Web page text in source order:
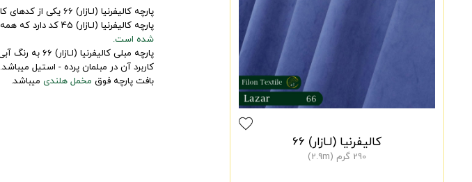
کالیفرنیا (لـازار) 66
290 گرم (2.9m)
پارچه کالیفرنیا (لـازار) 66 یکی از کدهای کالیفرنیا (لـازار) هست.
پارچه کالیفرنیا (لـازار) 45 کد دارد که همه کدهای آن در سایت
شده است.
پارچه مبلی کالیفرنیا (لـازار) 66 به رنگ آبی نفتی میباشد.
کاربرد آن در مبلمان پرده - استیل میباشد.
بافت پارچه فوق مخمل هلندی میباشد.